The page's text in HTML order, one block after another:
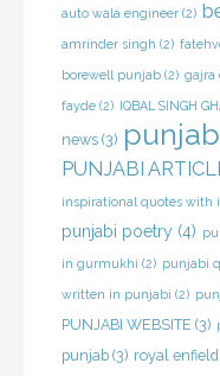
auto wala engineer (2)
amrinder singh (2)
borewell punjab (2) gajra
fayde (2) IQBAL SINGH
news (3) punjab
PUNJABI
inspirational quotes with
punjabi poetry (4)
in gurmukhi (2) punjabi
written in punjabi (2)
PUNJABI WEBSITE (3)
punjab (3) royal enfield